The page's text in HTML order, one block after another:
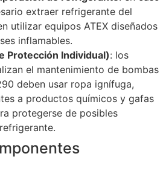
extraer refrigerante del
utilizar equipos ATEX diseñados
inflamables.
Protección Individual): los
el mantenimiento de bombas
deben usar ropa ignífuga,
a productos químicos y gafas
protegerse de posibles